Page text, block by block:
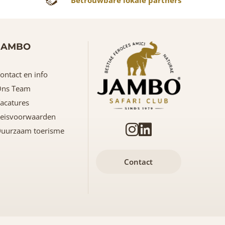
en info
Team
toerisme
Contact